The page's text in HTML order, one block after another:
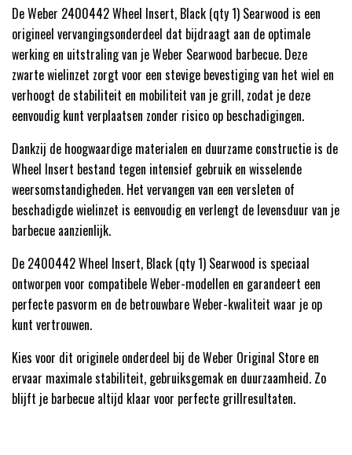
De Weber 2400442 Wheel Insert, Black (qty 1) Searwood is een
origineel vervangingsonderdeel dat bijdraagt aan de optimale
werking en uitstraling van je Weber Searwood barbecue. Deze
zwarte wielinzet zorgt voor een stevige bevestiging van het wiel en
verhoogt de stabiliteit en mobiliteit van je grill, zodat je deze
eenvoudig kunt verplaatsen zonder risico op beschadigingen.
Dankzij de hoogwaardige materialen en duurzame constructie is de
Wheel Insert bestand tegen intensief gebruik en wisselende
weersomstandigheden. Het vervangen van een versleten of
beschadigde wielinzet is eenvoudig en verlengt de levensduur van je
barbecue aanzienlijk.
De 2400442 Wheel Insert, Black (qty 1) Searwood is speciaal
ontworpen voor compatibele Weber-modellen en garandeert een
perfecte pasvorm en de betrouwbare Weber-kwaliteit waar je op
kunt vertrouwen.
Kies voor dit originele onderdeel bij de Weber Original Store en
ervaar maximale stabiliteit, gebruiksgemak en duurzaamheid. Zo
blijft je barbecue altijd klaar voor perfecte grillresultaten.